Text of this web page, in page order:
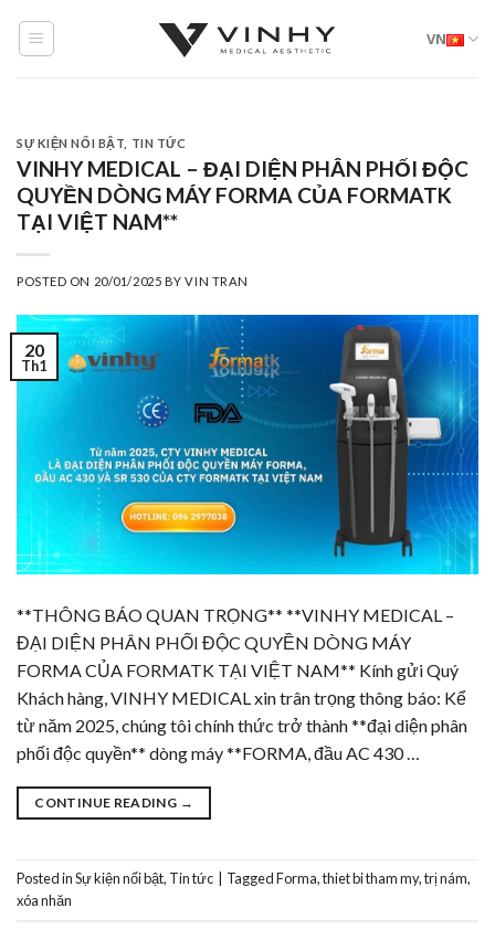
VN
SỰ KIỆN NỔI BẬT TIN TỨC
VINHY MEDICAL – ĐẠI DIỆN PHÂN PHỐI ĐỘC
QUYỀN DÒNG MÁY FORMA CỦA FORMATK
TẠI VIỆT NAM**
POSTED ON 20/01/2025 BYVIN TRAN
20
Th1
**THÔNG BÁO QUAN TRỌNG** **VINHY MEDICAL –
ĐẠI DIỆN PHÂN PHỐI ĐỘC QUYỀN DÒNG MÁY
FORMA CỦA FORMATK TẠI VIỆT NAM** Kính gửi Quý
Khách hàng, VINHY MEDICAL xin trân trọng thông báo: Kể
từ năm 2025, chúng tôi chính thức trở thành **đại diện phân
phối độc quyền** dòng máy **FORMA, đầu AC 430 …
CONTINUE READING →
Posted inSự kiện nổi bật, Tin tức TaggedForma,thiet bi tham my,trị nám,
xóa nhăn